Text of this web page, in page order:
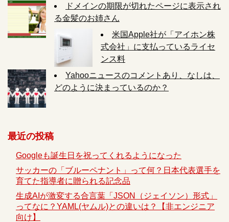
ドメインの期限が切れたページに表示され
る金髪のお姉さん
米国Apple社が「アイホン株
式会社」に支払っているライセ
ンス料
Yahooニュースのコメントあり、なしは、
どのように決まっているのか？
最近の投稿
Googleも誕生日を祝ってくれるようになった
サッカーの「ブルーペナント」って何？日本代表選手を
育てた指導者に贈られる記念品
生成AIが激変する合言葉「JSON（ジェイソン）形式」
ってなに？YAML(ヤムル)との違いは？【非エンジニア
向け】